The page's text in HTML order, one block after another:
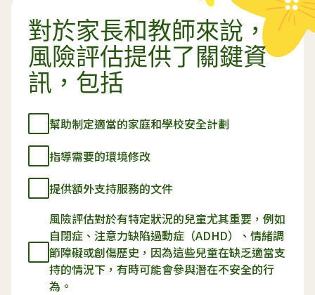
對於家長和教師來說，
風險評估提供了關鍵資
訊，包括
幫助制定適當的家庭和學校安全計劃
指導需要的環境修改
提供額外支持服務的文件
風險評估對於有特定狀況的兒童尤其重要，例如
自閉症、注意力缺陷過動症（ADHD）、情緒調
節障礙或創傷歷史，因為這些兒童在缺乏適當支
持的情況下，有時可能會參與潛在不安全的行
為。